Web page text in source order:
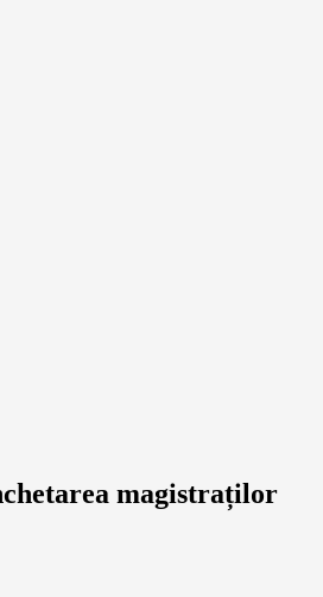
magistraților